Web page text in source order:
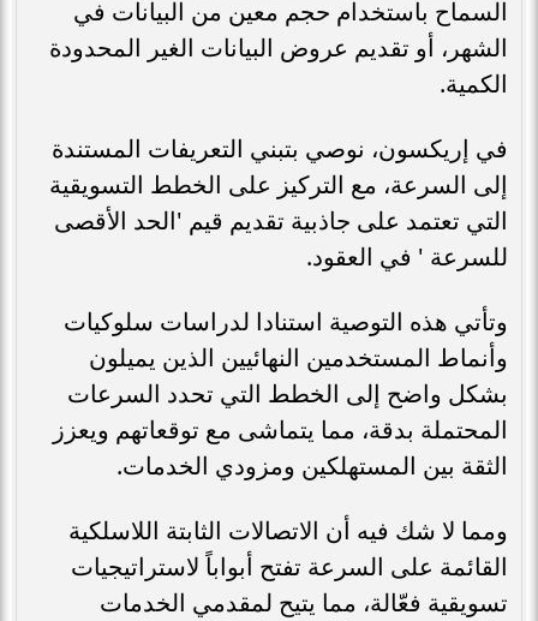
السماح باستخدام حجم معين من البيانات في
الشهر، أو تقديم عروض البيانات الغير المحدودة
الكمية.
في إريكسون، نوصي بتبني التعريفات المستندة
إلى السرعة، مع التركيز على الخطط التسويقية
التي تعتمد على جاذبية تقديم قيم 'الحد الأقصى
للسرعة ' في العقود.
وتأتي هذه التوصية استنادا لدراسات سلوكيات
وأنماط المستخدمين النهائيين الذين يميلون
بشكل واضح إلى الخطط التي تحدد السرعات
المحتملة بدقة، مما يتماشى مع توقعاتهم ويعزز
الثقة بين المستهلكين ومزودي الخدمات.
ومما لا شك فيه أن الاتصالات الثابتة اللاسلكية
القائمة على السرعة تفتح أبواباً لاستراتيجيات
تسويقية فعّالة، مما يتيح لمقدمي الخدمات